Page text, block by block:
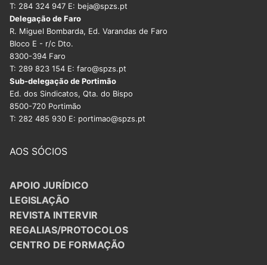
T: 284 324 947 E: beja@spzs.pt
Delegação de Faro
R. Miguel Bombarda, Ed. Varandas de Faro
Bloco E - r/c Dto.
8300-394 Faro
T: 289 823 154 E: faro@spzs.pt
Sub-delegação de Portimão
Ed. dos Sindicatos, Qta. do Bispo
8500-720 Portimão
T: 282 485 930 E: portimao@spzs.pt
AOS SÓCIOS
APOIO JURÍDICO
LEGISLAÇÃO
REVISTA INTERVIR
REGALIAS/PROTOCOLOS
CENTRO DE FORMAÇÃO